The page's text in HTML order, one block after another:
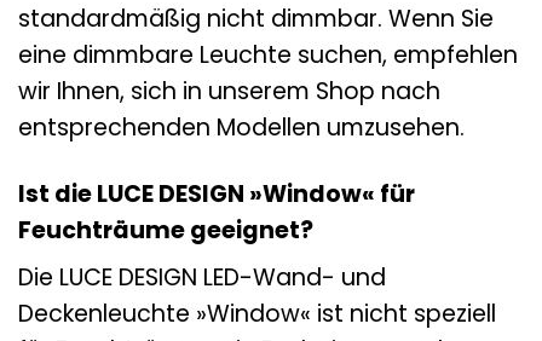
standardmäßig nicht dimmbar. Wenn Sie
eine dimmbare Leuchte suchen, empfehlen
wir Ihnen, sich in unserem Shop nach
entsprechenden Modellen umzusehen.
Ist die LUCE DESIGN »Window« für
Feuchträume geeignet?
Die LUCE DESIGN LED-Wand- und
Deckenleuchte »Window« ist nicht speziell